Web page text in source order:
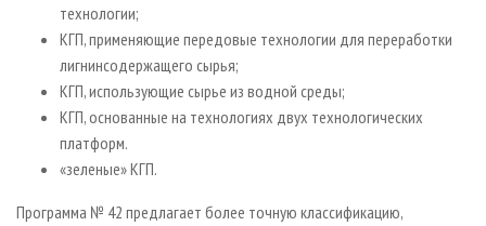
технологии;
КГП, применяющие передовые технологии для переработки
лигнинсодержащего сырья;
КГП, использующие сырье из вод­ной среды;
КГП, основанные на технологиях двух технологических
платформ.
«зеленые» КГП.
Программа № 42 предлагает более точную классификацию,